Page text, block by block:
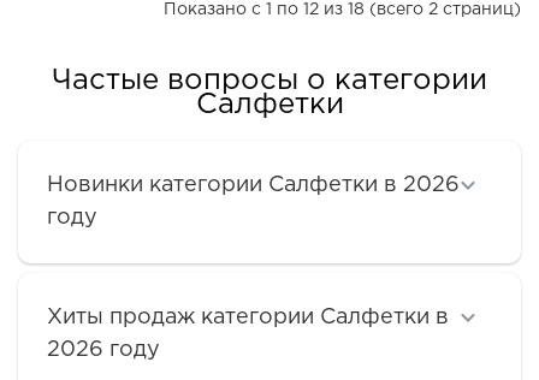
Показано с 1 по 12 из 18 (всего 2 страниц)
Частые вопросы о категории
Салфетки
Новинки категории Салфетки в 2026
году
Хиты продаж категории Салфетки в
2026 году